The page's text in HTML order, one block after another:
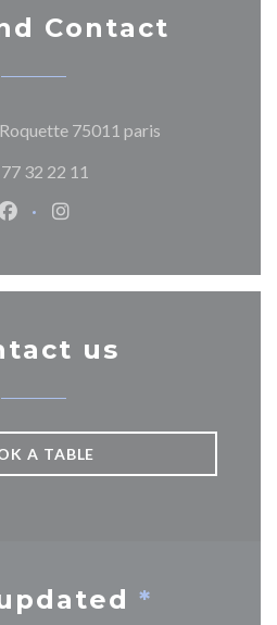
Contact
75011 paris((opens in a
32 22 11
Facebook ((opens in a new
Instagram ((opens in a
us
A TABLE
*